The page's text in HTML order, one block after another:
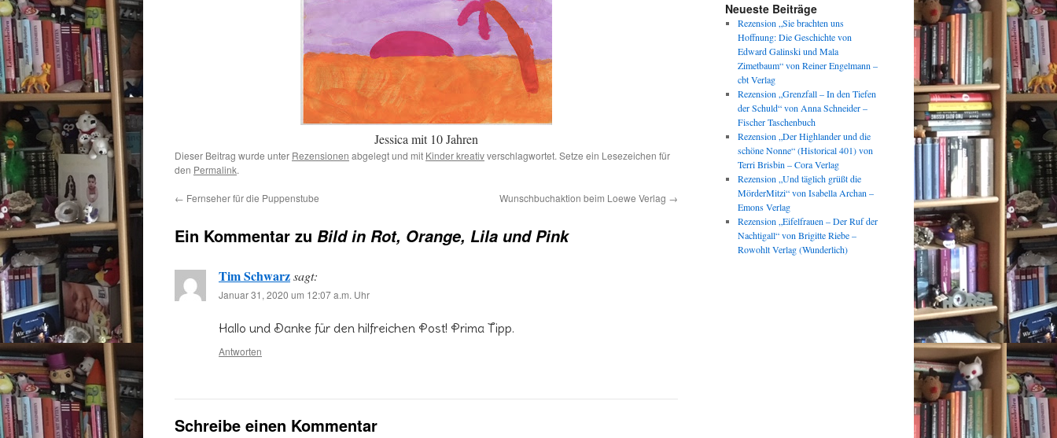
Jessica mit 10 Jahren
Dieser Beitrag wurde unter Rezensionen abgelegt und mit Kinder kreativverschlagwortet. Setze ein Lesezeichen für
den Permalink.
← Fernseher für die Puppenstube Wunschbuchaktion beim Loewe Verlag →
Ein Kommentar zu Bild in Rot, Orange, Lila und Pink
Tim Schwarzsagt:
Januar 31, 2020 um 12:07 a.m. Uhr
Hallo und Danke für den hilfreichen Post! Prima Tipp.
Antworten
Schreibe einen Kommentar
Neueste Beiträge
Rezension „Sie brachten uns
Hoffnung: Die Geschichte von
Edward Galinski und Mala
Zimetbaum“ von Reiner Engelmann –
cbt Verlag
Rezension „Grenzfall – In den Tiefen
der Schuld“ von Anna Schneider –
Fischer Taschenbuch
Rezension „Der Highlander und die
schöne Nonne“ (Historical 401) von
Terri Brisbin – Cora Verlag
Rezension „Und täglich grüßt die
MörderMitzi“ von Isabella Archan –
Emons Verlag
Rezension „Eifelfrauen – Der Ruf der
Nachtigall“ von Brigitte Riebe –
Rowohlt Verlag (Wunderlich)